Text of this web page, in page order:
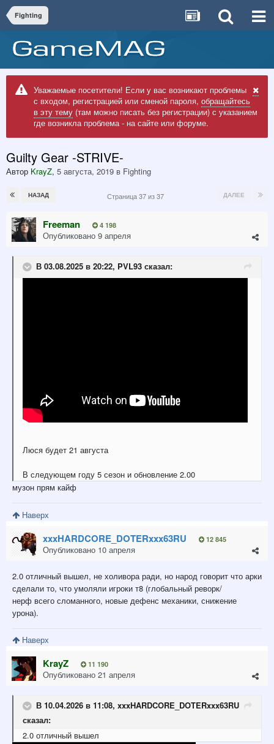
Fighting
Уважаемые посетители! Если у вас возникают проблемы
с входом, регистрацией или сменой пароля, обращайтесь
в эту тему (там можно писать без регистрации) с указанием
где возникла проблема - на сайте или форуме.
Guilty Gear -STRIVE-
Автор KrayZ, 5 августа, 2019 в Fighting
НАЗАД ДАЛЕЕ
Страница 37 из 37
Freeman 4 198
Опубликовано 9 апреля
В 03.08.2025 в 20:22, PVL93 сказал:
Люся будет 21 августа
В следующем году 5 сезон и обновление 2.00
музон прям кайф
Наверх
xxxHARDCORE_DOTERxxx63RU 12 845
Опубликовано 10 апреля
2.0 отличный вышел, не холивора ради, но народ говорит что арки
сделали то, что умоляли игроки т8 (глобальный реворк/
нерф всего сломанного, новые дефенс механики, снижение
урона).
Наверх
KrayZ 11 190
Опубликовано 21 апреля
В 10.04.2026 в 11:08, xxxHARDCORE_DOTERxxx63RU
сказал:
2.0 отличный вышел